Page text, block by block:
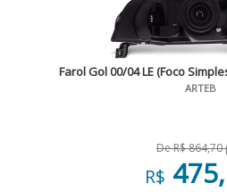
Farol Gol 00/04 LE (Foco
ARTEB
De R$
R$